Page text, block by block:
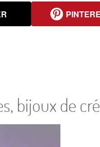
bijoux de